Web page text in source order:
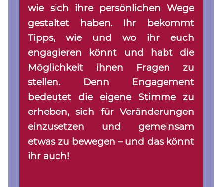
wie sich ihre persönlichen Wege
gestaltet haben. Ihr bekommt
Tipps, wie und wo ihr euch
engagieren könnt und habt die
Möglichkeit ihnen Fragen zu
stellen. Denn Engagement
bedeutet die eigene Stimme zu
erheben, sich für Veränderungen
einzusetzen und gemeinsam
etwas zu bewegen – und das könnt
ihr auch!